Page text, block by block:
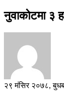
नुवाकोटमा ३
२९ मंसिर २०७८,